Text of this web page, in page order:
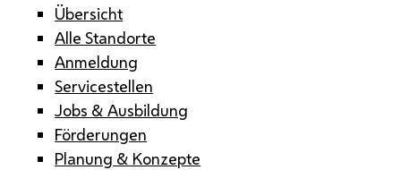
Übersicht
Alle Standorte
Anmeldung
Servicestellen
Jobs & Ausbildung
Förderungen
Planung & Konzepte